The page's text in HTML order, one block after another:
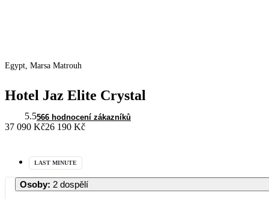
Egypt, Marsa Matrouh
Hotel Jaz Elite Crystal
5.5566 hodnocení zákazníků
37 090 Kč26 190 Kč
LAST MINUTE
Osoby: 2 dospělí